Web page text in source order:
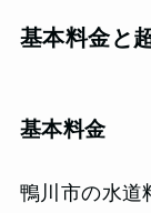
基本料金と
基本料金
鴨川市の水道